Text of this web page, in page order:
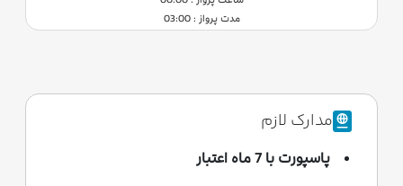
مدت پرواز : 03:00
مدارک لازم
پاسپورت با 7 ماه اعتبار